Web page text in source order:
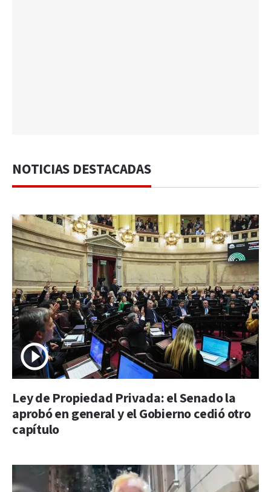
NOTICIAS DESTACADAS
Ley de Propiedad Privada: el Senado la
aprobó en general y el Gobierno cedió otro
capítulo